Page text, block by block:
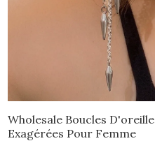
Wholesale Boucles
Exagérées Pour Femme